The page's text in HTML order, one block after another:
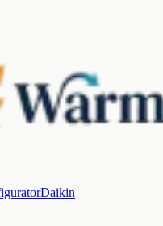
Daikin